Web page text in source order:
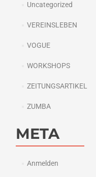
Uncategorized
VEREINSLEBEN
VOGUE
WORKSHOPS
ZEITUNGSARTIKEL
ZUMBA
META
Anmelden